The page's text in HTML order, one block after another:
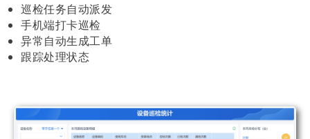
巡检任务自动派发
手机端打卡巡检
异常自动生成工单
跟踪处理状态